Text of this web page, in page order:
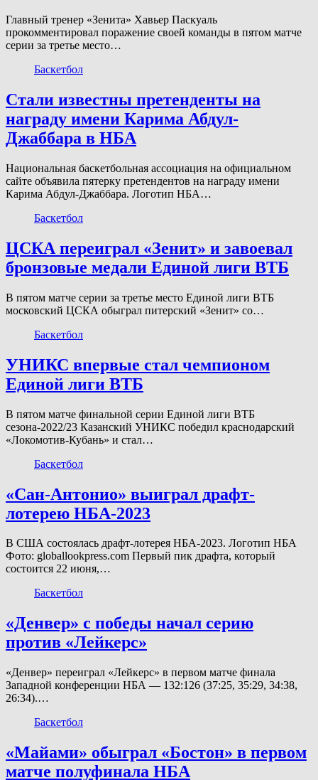
Главный тренер «Зенита» Хавьер Паскуаль
прокомментировал поражение своей команды в пятом матче
серии за третье место…
Баскетбол
Стали известны претенденты на
награду имени Карима Абдул-
Джаббара в НБА
Национальная баскетбольная ассоциация на официальном
сайте объявила пятерку претендентов на награду имени
Карима Абдул-Джаббара. Логотип НБА…
Баскетбол
ЦСКА переиграл «Зенит» и завоевал
бронзовые медали Единой лиги ВТБ
В пятом матче серии за третье место Единой лиги ВТБ
московский ЦСКА обыграл питерский «Зенит» со…
Баскетбол
УНИКС впервые стал чемпионом
Единой лиги ВТБ
В пятом матче финальной серии Единой лиги ВТБ
сезона-2022/23 Казанский УНИКС победил краснодарский
«Локомотив-Кубань» и стал…
Баскетбол
«Сан-Антонио» выиграл драфт-
лотерею НБА-2023
В США состоялась драфт-лотерея НБА-2023. Логотип НБА
Фото: globallookpress.com Первый пик драфта, который
состоится 22 июня,…
Баскетбол
«Денвер» с победы начал серию
против «Лейкерс»
«Денвер» переиграл «Лейкерс» в первом матче финала
Западной конференции НБА — 132:126 (37:25, 35:29, 34:38,
26:34).…
Баскетбол
«Майами» обыграл «Бостон» в первом
матче полуфинала НБА